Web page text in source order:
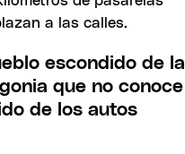
escondido de la
que no conoce
de los autos